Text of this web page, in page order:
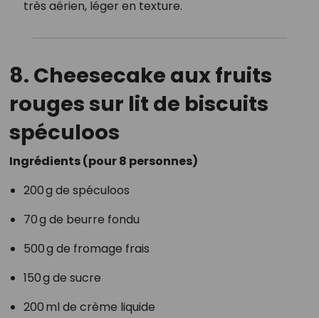
très aérien, léger en texture.
8. Cheesecake aux fruits
rouges sur lit de biscuits
spéculoos
Ingrédients (pour 8 personnes)
200 g de spéculoos
70 g de beurre fondu
500 g de fromage frais
150 g de sucre
200 ml de crème liquide